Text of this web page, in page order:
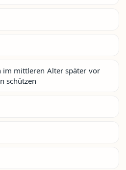
im mittleren Alter später vor
schützen